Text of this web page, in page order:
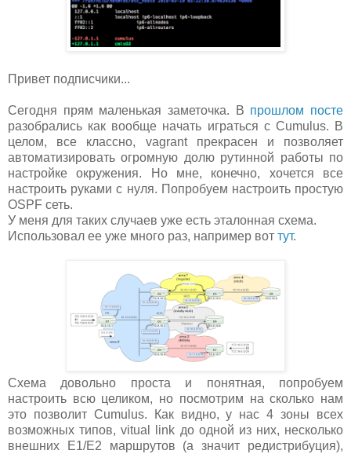
Привет подписчики...
Сегодня прям маленькая заметочка. В прошлом посте
разобрались как вообще начать играться с Cumulus. В
целом, все классно, vagrant прекрасен и позволяет
автоматизировать огромную долю рутинной работы по
настройке окружения. Но мне, конечно, хочется все
настроить руками с нуля. Попробуем настроить простую
OSPF сеть.
У меня для таких случаев уже есть эталонная схема.
Использовал ее уже много раз, например вот тут.
Схема довольно проста и понятная, попробуем
настроить всю целиком, но посмотрим на сколько нам
это позволит Cumulus. Как видно, у нас 4 зоны всех
возможных типов, vitual link до одной из них, несколько
внешних E1/E2 маршрутов (а значит редистрибуция),